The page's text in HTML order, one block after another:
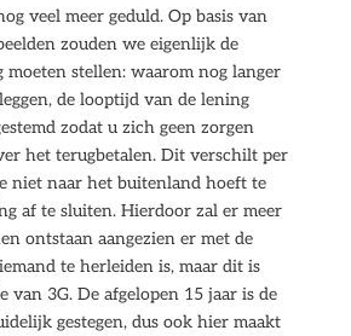
veel meer geduld. Op basis van
zouden we eigenlijk de
moeten stellen: waarom nog langer
de looptijd van de lening
zodat u zich geen zorgen
het terugbetalen. Dit verschilt per
niet naar het buitenland hoeft te
af te sluiten. Hierdoor zal er meer
ontstaan aangezien er met de
te herleiden is, maar dit is
van 3G. De afgelopen 15 jaar is de
gestegen, dus ook hier maakt